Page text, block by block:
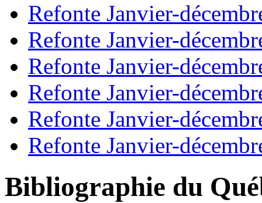
Refonte Janvier-
Refonte Janvier-
Refonte Janvier-
Refonte Janvier-
Refonte Janvier-
Refonte Janvier-
Bibliographie du